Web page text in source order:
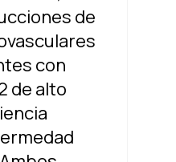
de
con
de alto